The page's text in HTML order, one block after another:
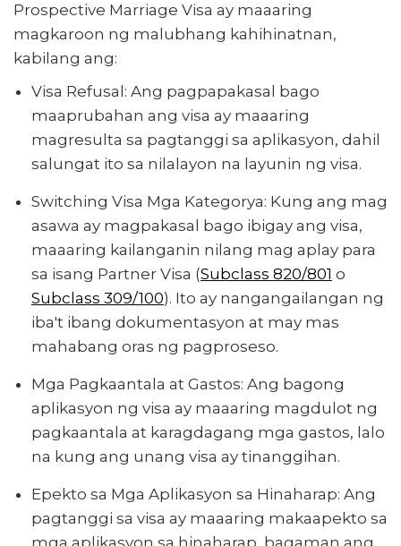
Prospective Marriage Visa ay maaaring
magkaroon ng malubhang kahihinatnan,
kabilang ang:
Visa Refusal: Ang pagpapakasal bago
maaprubahan ang visa ay maaaring
magresulta sa pagtanggi sa aplikasyon, dahil
salungat ito sa nilalayon na layunin ng visa.
Switching Visa Mga Kategorya: Kung ang mag
asawa ay magpakasal bago ibigay ang visa,
maaaring kailanganin nilang mag aplay para
sa isang Partner Visa (Subclass 820/801 o
Subclass 309/100). Ito ay nangangailangan ng
iba't ibang dokumentasyon at may mas
mahabang oras ng pagproseso.
Mga Pagkaantala at Gastos: Ang bagong
aplikasyon ng visa ay maaaring magdulot ng
pagkaantala at karagdagang mga gastos, lalo
na kung ang unang visa ay tinanggihan.
Epekto sa Mga Aplikasyon sa Hinaharap: Ang
pagtanggi sa visa ay maaaring makaapekto sa